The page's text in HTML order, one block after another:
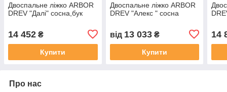
Двоспальне ліжко ARBOR
DREV "Далі" сосна,бук
14 452 ₴
Купити
Двоспальне ліжко ARBOR
DREV "Алекс " сосна
від 13 033₴
Купити
14
Про нас